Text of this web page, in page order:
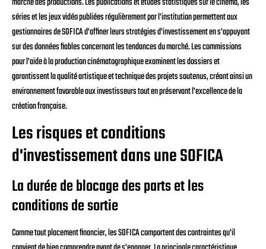
séries et les jeux vidéo publiées régulièrement par l'institution permettent aux
gestionnaires de SOFICA d'affiner leurs stratégies d'investissement en s'appuyant
sur des données fiables concernant les tendances du marché. Les commissions
pour l'aide à la production cinématographique examinent les dossiers et
garantissent la qualité artistique et technique des projets soutenus, créant ainsi un
environnement favorable aux investisseurs tout en préservant l'excellence de la
création française.
Les risques et conditions
d'investissement dans une SOFICA
La durée de blocage des parts et les
conditions de sortie
Comme tout placement financier, les SOFICA comportent des contraintes qu'il